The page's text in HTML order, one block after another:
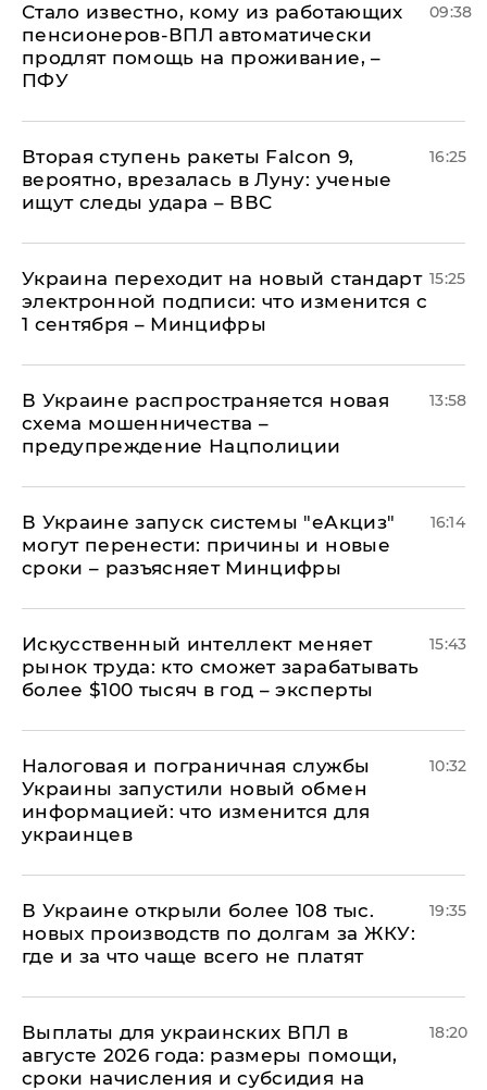
Стало известно, кому из работающих
пенсионеров-ВПЛ автоматически
продлят помощь на проживание, –
ПФУ
09:38
Вторая ступень ракеты Falcon 9,
вероятно, врезалась в Луну: ученые
ищут следы удара – ВВС
16:25
Украина переходит на новый стандарт
электронной подписи: что изменится с
1 сентября – Минцифры
15:25
В Украине распространяется новая
схема мошенничества –
предупреждение Нацполиции
13:58
В Украине запуск системы "еАкциз"
могут перенести: причины и новые
сроки – разъясняет Минцифры
16:14
Искусственный интеллект меняет
рынок труда: кто сможет зарабатывать
более $100 тысяч в год – эксперты
15:43
Налоговая и пограничная службы
Украины запустили новый обмен
информацией: что изменится для
украинцев
10:32
В Украине открыли более 108 тыс.
новых производств по долгам за ЖКУ:
где и за что чаще всего не платят
19:35
Выплаты для украинских ВПЛ в
августе 2026 года: размеры помощи,
сроки начисления и субсидия на
18:20